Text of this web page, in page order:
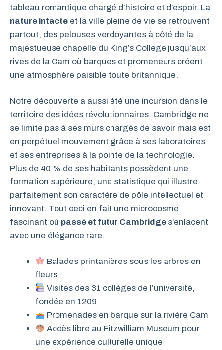
tableau romantique chargé d’histoire et d’espoir. La
nature intacte et la ville pleine de vie se retrouvent
partout, des pelouses verdoyantes à côté de la
majestueuse chapelle du King’s College jusqu’aux
rives de la Cam où barques et promeneurs créent
une atmosphère paisible toute britannique.
Notre découverte a aussi été une incursion dans le
territoire des idées révolutionnaires. Cambridge ne
se limite pas à ses murs chargés de savoir mais est
en perpétuel mouvement grâce à ses laboratoires
et ses entreprises à la pointe de la technologie.
Plus de 40 % de ses habitants possèdent une
formation supérieure, une statistique qui illustre
parfaitement son caractère de pôle intellectuel et
innovant. Tout ceci en fait une microcosme
fascinant où passé et futur Cambridge s’enlacent
avec une élégance rare.
Balades printanières sous les arbres en
fleurs
Visites des 31 collèges de l’université,
fondée en 1209
Promenades en barque sur la rivière Cam
Accès libre au Fitzwilliam Museum pour
une expérience culturelle unique